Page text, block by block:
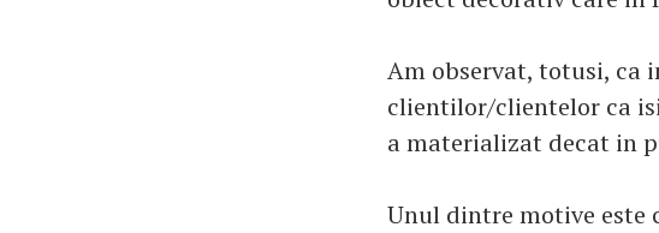
Am observat, totusi, ca
clientilor/clientelor ca
a materializat decat in
Unul dintre motive este